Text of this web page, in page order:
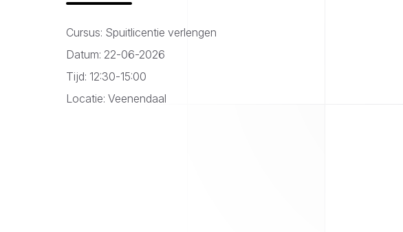
Cursus: Spuitlicentie verlengen
Datum: 22-06-2026
Tijd: 12:30-15:00
Locatie: Veenendaal